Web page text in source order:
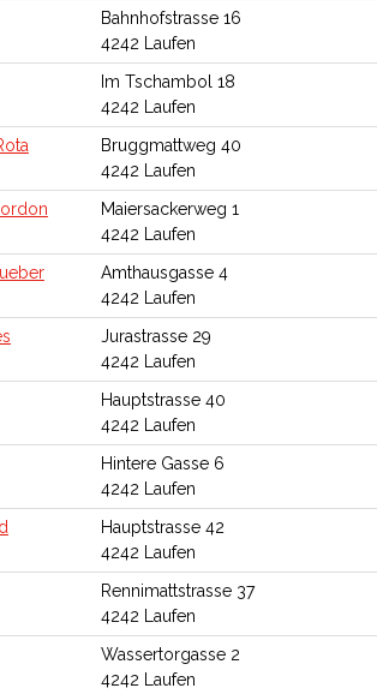
Bahnhofstrasse 16
4242 Laufen
Im Tschambol 18
4242 Laufen
Bruggmattweg 40
4242 Laufen
Maiersackerweg 1
4242 Laufen
Amthausgasse 4
4242 Laufen
Jurastrasse 29
4242 Laufen
Hauptstrasse 40
4242 Laufen
Hintere Gasse 6
4242 Laufen
Hauptstrasse 42
4242 Laufen
Rennimattstrasse 37
4242 Laufen
Wassertorgasse 2
4242 Laufen